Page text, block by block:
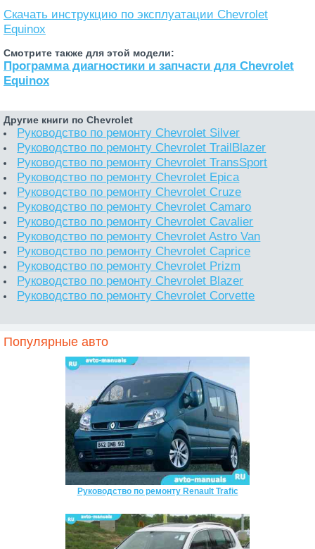
Скачать инструкцию по эксплуатации Chevrolet
Equinox
Смотрите также для этой модели:
Программа диагностики и запчасти для Chevrolet
Equinox
Другие книги по Chevrolet
Руководство по ремонту Chevrolet Silver
Руководство по ремонту Chevrolet TrailBlazer
Руководство по ремонту Chevrolet TransSport
Руководство по ремонту Chevrolet Epica
Руководство по ремонту Chevrolet Cruze
Руководство по ремонту Chevrolet Camaro
Руководство по ремонту Chevrolet Cavalier
Руководство по ремонту Chevrolet Astro Van
Руководство по ремонту Chevrolet Caprice
Руководство по ремонту Chevrolet Prizm
Руководство по ремонту Chevrolet Blazer
Руководство по ремонту Chevrolet Corvette
Популярные авто
Руководство по ремонту Renault Trafic